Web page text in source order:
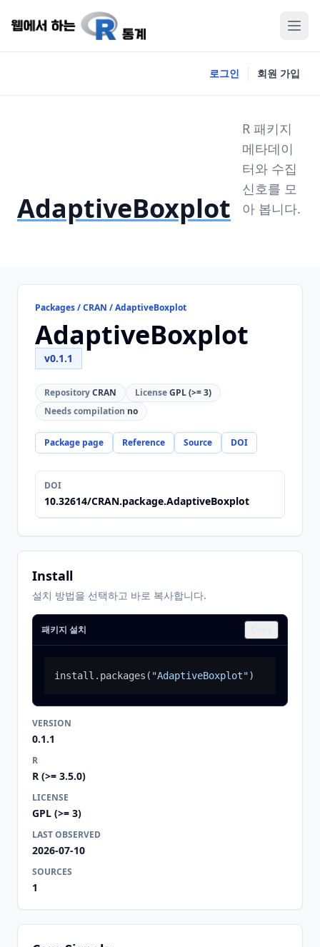
로그인 회원 가입
AdaptiveBoxplot
R 패키지
메타데이
터와 수집
신호를 모
아 봅니다.
Packages / CRAN / AdaptiveBoxplot
AdaptiveBoxplot
v0.1.1
RepositoryCRAN LicenseGPL (>= 3)
Needs compilation no
Package page Reference Source DOI
DOI
10.32614/CRAN.package.AdaptiveBoxplot
Install
설치 방법을 선택하고 바로 복사합니다.
패키지 설치
install.packages ( "AdaptiveBoxplot")
VERSION
0.1.1
R
R (>= 3.5.0)
LICENSE
GPL (>= 3)
LAST OBSERVED
2026-07-10
SOURCES
1